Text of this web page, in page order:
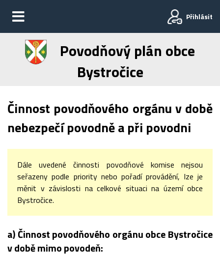
Přihlásit
Povodňový plán obce
Bystročice
Činnost povodňového orgánu v době
nebezpečí povodně a při povodni
Dále uvedené činnosti povodňové komise nejsou
seřazeny podle priority nebo pořadí provádění, lze je
měnit v závislosti na celkové situaci na území obce
Bystročice.
a) Činnost povodňového orgánu obce Bystročice
v době mimo povodeň: